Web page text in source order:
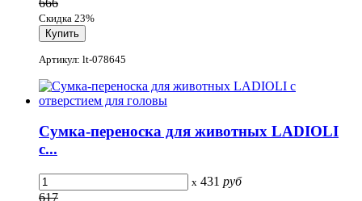
666
Скидка 23%
Артикул: lt-078645
Сумка-переноска для животных LADIOLI
с...
x 431 руб
617